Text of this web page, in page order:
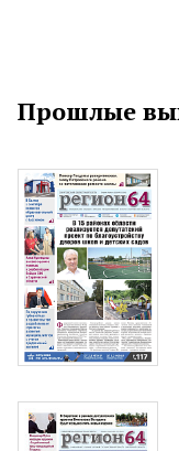
Прошлые